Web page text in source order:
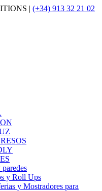
| (+34) 913 32 21 02
y Roll Ups
y Mostradores para